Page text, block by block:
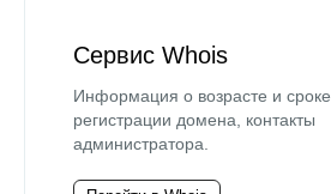
Сервис Whois
Информация о возрасте и сроке
регистрации домена, контакты
администратора.